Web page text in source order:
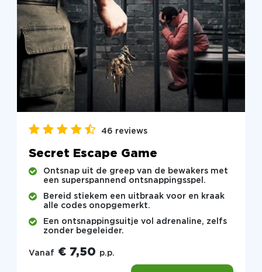
46 reviews
Secret Escape Game
Ontsnap uit de greep van de bewakers met
een superspannend ontsnappingsspel.
Bereid stiekem een uitbraak voor en kraak
alle codes onopgemerkt.
Een ontsnappingsuitje vol adrenaline, zelfs
zonder begeleider.
Vanaf € 7,50 p.p.